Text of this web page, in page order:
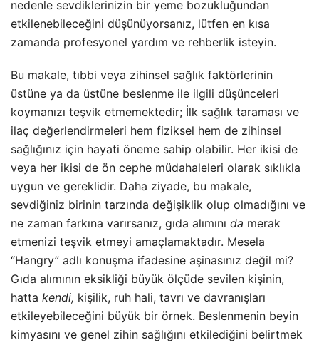
nedenle sevdiklerinizin bir yeme bozukluğundan
etkilenebileceğini düşünüyorsanız, lütfen en kısa
zamanda profesyonel yardım ve rehberlik isteyin.
Bu makale, tıbbi veya zihinsel sağlık faktörlerinin
üstüne ya da üstüne beslenme ile ilgili düşünceleri
koymanızı teşvik etmemektedir; İlk sağlık taraması ve
ilaç değerlendirmeleri hem fiziksel hem de zihinsel
sağlığınız için hayati öneme sahip olabilir. Her ikisi de
veya her ikisi de ön cephe müdahaleleri olarak sıklıkla
uygun ve gereklidir. Daha ziyade, bu makale,
sevdiğiniz birinin tarzında değişiklik olup olmadığını ve
ne zaman farkına varırsanız, gıda alımını da merak
etmenizi teşvik etmeyi amaçlamaktadır. Mesela
“Hangry” adlı konuşma ifadesine aşinasınız değil mi?
Gıda alımının eksikliği büyük ölçüde sevilen kişinin,
hatta kendi, kişilik, ruh hali, tavrı ve davranışları
etkileyebileceğini büyük bir örnek. Beslenmenin beyin
kimyasını ve genel zihin sağlığını etkilediğini belirtmek